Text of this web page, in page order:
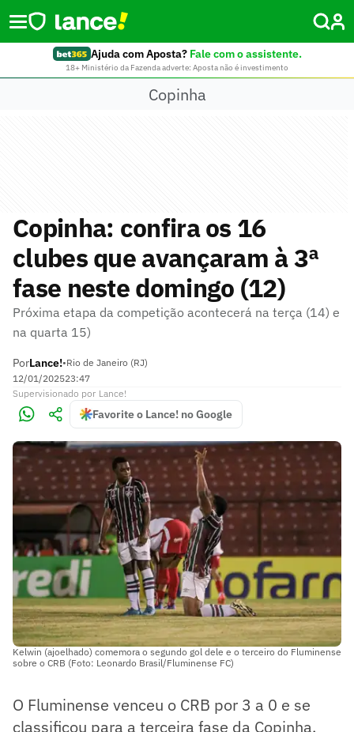
Ajuda com Aposta? Fale com o assistente.
18+ Ministério da Fazenda adverte: Aposta não é investimento
Copinha
Copinha: confira os 16
clubes que avançaram à 3ª
fase neste domingo (12)
Próxima etapa da competição acontecerá na terça (14) e
na quarta 15)
PorLance!•Rio de Janeiro (RJ)
12/01/202523:47
Supervisionado por Lance!
Favorite o Lance! no Google
Kelwin (ajoelhado) comemora o segundo gol dele e o terceiro do Fluminense
sobre o CRB (Foto: Leonardo Brasil/Fluminense FC)
O Fluminense venceu o CRB por 3 a 0 e se
classificou para a terceira fase da Copinha.